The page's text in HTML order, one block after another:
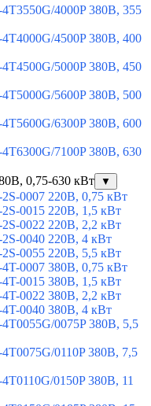
4000P 380В, 355
4500P 380В, 400
5000P 380В, 450
5600P 380В, 500
6300P 380В, 600
7100P 380В, 630
0,75-630 кВт
▼
0007 220В, 0,75 кВт
0015 220В, 1,5 кВт
0022 220В, 2,2 кВт
0040 220В, 4 кВт
0055 220В, 5,5 кВт
0007 380В, 0,75 кВт
0015 380В, 1,5 кВт
0022 380В, 2,2 кВт
0040 380В, 4 кВт
0075P 380В, 5,5
0110P 380В, 7,5
0150P 380В, 11